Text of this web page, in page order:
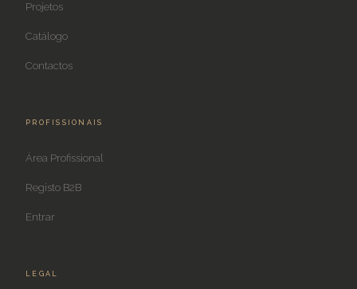
Projetos
Catálogo
Contactos
PROFISSIONAIS
Área Profissional
Registo B2B
Entrar
LEGAL